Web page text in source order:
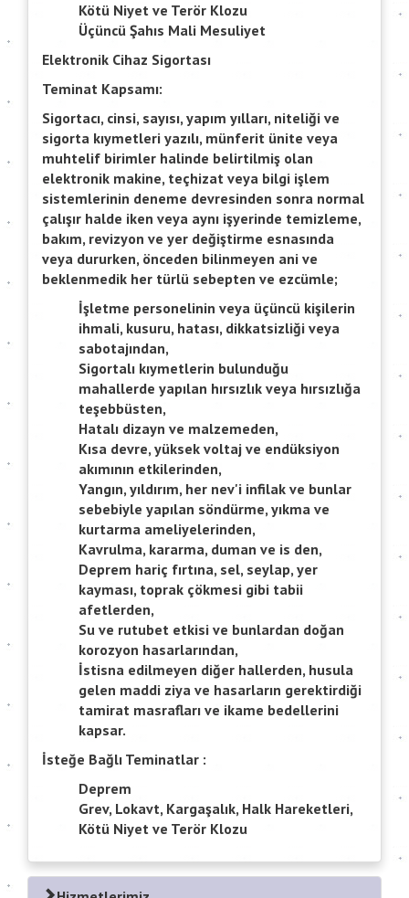
Kötü Niyet ve Terör Klozu
Üçüncü Şahıs Mali Mesuliyet
Elektronik Cihaz Sigortası
Teminat Kapsamı:
Sigortacı, cinsi, sayısı, yapım yılları, niteliği ve
sigorta kıymetleri yazılı, münferit ünite veya
muhtelif birimler halinde belirtilmiş olan
elektronik makine, teçhizat veya bilgi işlem
sistemlerinin deneme devresinden sonra normal
çalışır halde iken veya aynı işyerinde temizleme,
bakım, revizyon ve yer değiştirme esnasında
veya dururken, önceden bilinmeyen ani ve
beklenmedik her türlü sebepten ve ezcümle;
İşletme personelinin veya üçüncü kişilerin
ihmali, kusuru, hatası, dikkatsizliği veya
sabotajından,
Sigortalı kıymetlerin bulunduğu
mahallerde yapılan hırsızlık veya hırsızlığa
teşebbüsten,
Hatalı dizayn ve malzemeden,
Kısa devre, yüksek voltaj ve endüksiyon
akımının etkilerinden,
Yangın, yıldırım, her nev'i infilak ve bunlar
sebebiyle yapılan söndürme, yıkma ve
kurtarma ameliyelerinden,
Kavrulma, kararma, duman ve is den,
Deprem hariç fırtına, sel, seylap, yer
kayması, toprak çökmesi gibi tabii
afetlerden,
Su ve rutubet etkisi ve bunlardan doğan
korozyon hasarlarından,
İstisna edilmeyen diğer hallerden, husula
gelen maddi ziya ve hasarların gerektirdiği
tamirat masrafları ve ikame bedellerini
kapsar.
İsteğe Bağlı Teminatlar :
Deprem
Grev, Lokavt, Kargaşalık, Halk Hareketleri,
Kötü Niyet ve Terör Klozu